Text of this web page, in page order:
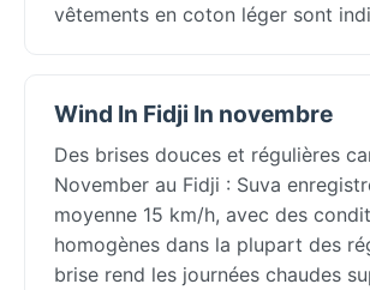
vêtements en coton léger sont
Wind In Fidji In novembre
Des brises douces et régulières
November au Fidji : Suva
moyenne 15 km/h, avec des
homogènes dans la plupart des
brise rend les journées chaudes